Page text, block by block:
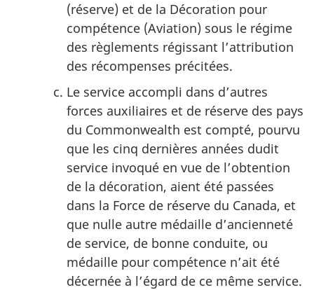
(réserve) et de la Décoration pour
compétence (Aviation) sous le régime
des règlements régissant l’attribution
des récompenses précitées.
Le service accompli dans d’autres
forces auxiliaires et de réserve des pays
du Commonwealth est compté, pourvu
que les cinq dernières années dudit
service invoqué en vue de l’obtention
de la décoration, aient été passées
dans la Force de réserve du Canada, et
que nulle autre médaille d’ancienneté
de service, de bonne conduite, ou
médaille pour compétence n’ait été
décernée à l’égard de ce même service.